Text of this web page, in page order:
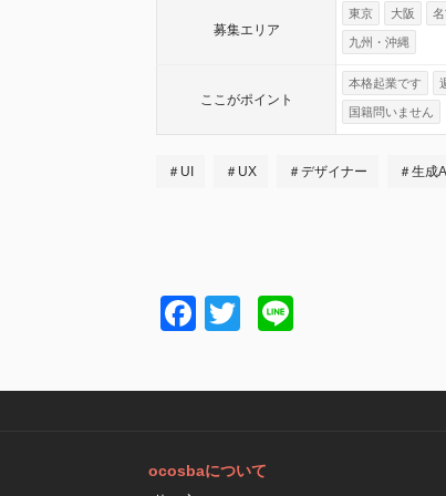
募集エリア
東京 大阪
九州・沖縄
ここがポイント
本格起業です
国籍問いません
＃UI ＃UX ＃デザイナー ＃生成AI
Facebook
Twitter
ocosbaについて